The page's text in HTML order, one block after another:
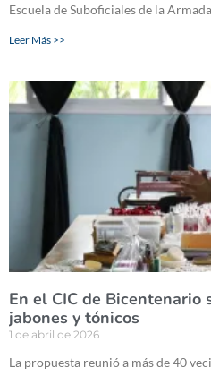
Escuela de Suboficiales de la
Leer Más >>
En el CIC de
jabones y tónicos
1 de abril de 2026
La propuesta reunió a más de 40